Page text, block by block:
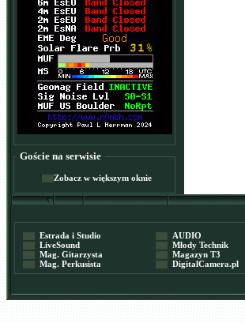
Goście na serwisie
Zobacz w większym oknie
Estrada i Studio
LiveSound
Mag. Gitarzysta
Mag. Perkusista
AUDIO
Młody Technik
Magazyn T3
DigitalCamera.pl